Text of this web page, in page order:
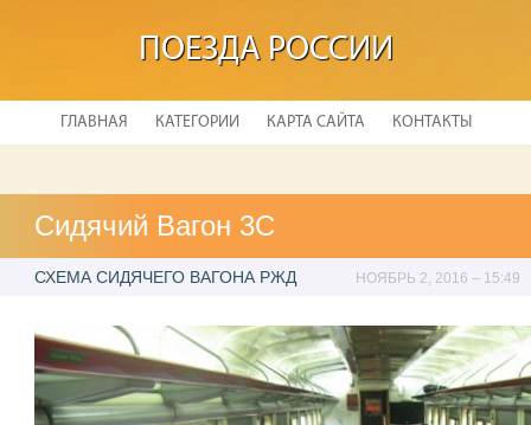
ПОЕЗДА РОССИИ
ГЛАВНАЯ КАТЕГОРИИ КАРТА САЙТА КОНТАКТЫ
Сидячий Вагон 3С
СХЕМА СИДЯЧЕГО ВАГОНА РЖД НОЯБРЬ 2, 2016 – 15:49